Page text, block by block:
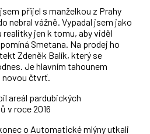
přijel s manželkou z Prahy
nebral vážně. Vypadal jsem jako
jen k tomu, aby viděl
Smetana. Na prodej ho
Zdeněk Balík, který se
Je hlavním tahounem
novou čtvrť.
areál pardubických
v roce 2016
o Automatické mlýny utkali